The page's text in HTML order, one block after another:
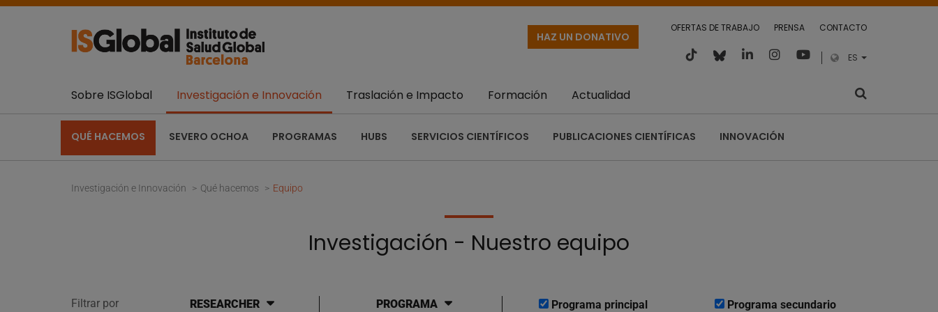
OFERTAS DE TRABAJO PRENSA CONTACTO
ES
HAZ UN DONATIVO
Sobre ISGlobal Investigación e Innovación
QUÉ HACEMOS SEVERO OCHOA PROGRAMAS HUBS SERVICIOS CIENTÍFICOS PUBLICACIONES CIENTÍFICAS INNOVACIÓN
Traslación e Impacto Formación Actualidad
Investigación e Innovación Qué hacemos Equipo
Investigación - Nuestro equipo
Filtrar por RESEARCHER PROGRAMA Programa principal Programa secundario